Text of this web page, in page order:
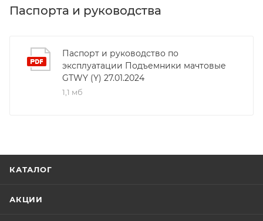
Паспорта и руководства
Паспорт и руководство по
эксплуатации Подъемники мачтовые
GTWY (Y) 27.01.2024
1,1 мб
КАТАЛОГ
АКЦИИ